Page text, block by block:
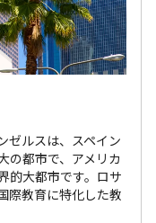
ゼルスは、スペイン
の都市で、アメリカ
的大都市です。ロサ
際教育に特化した教